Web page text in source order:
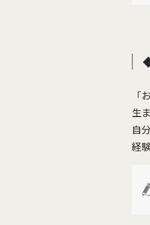
「
生
自
経